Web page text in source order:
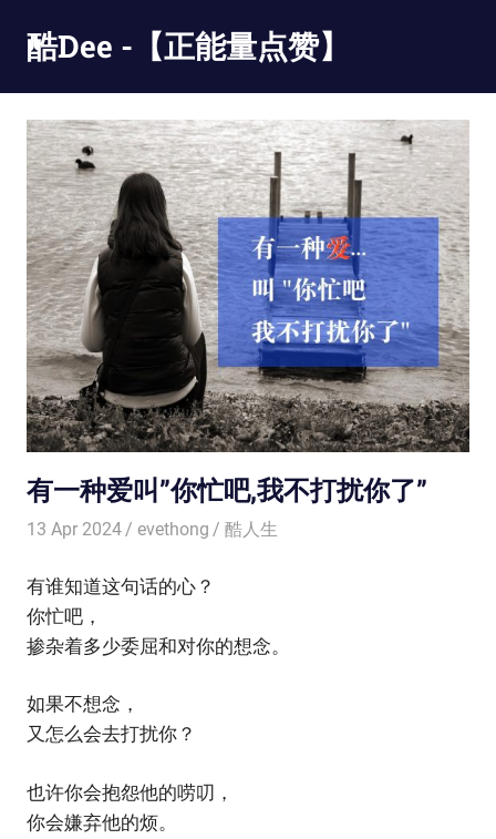
content
酷Dee -【正能量点赞】
最
酷
只
有
更
酷
有一种爱叫”你忙吧,我不打扰你了”
13 Apr 2024 evethong 酷人生
有谁知道这句话的心？
你忙吧，
掺杂着多少委屈和对你的想念。
如果不想念，
又怎么会去打扰你？
也许你会抱怨他的唠叨，
你会嫌弃他的烦。